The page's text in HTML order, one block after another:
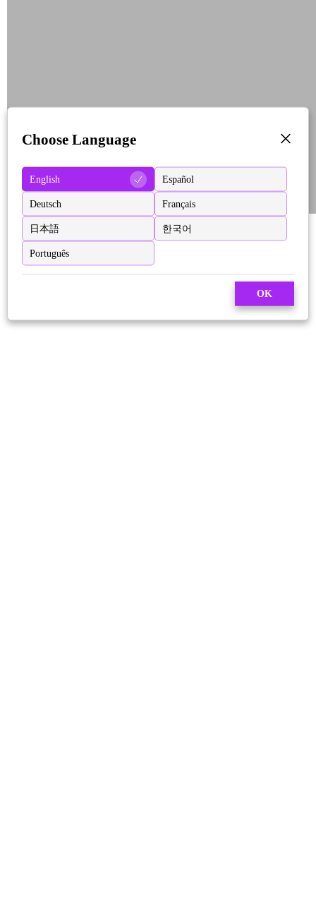
Choose Language
English Español
Deutsch Français
日本語 한국어
Português
OK